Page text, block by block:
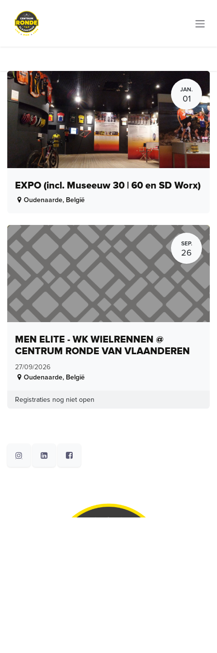
JAN.
01
EXPO (incl. Museeuw 30 | 60 en SD Worx)
Oudenaarde, België
SEP.
26
MEN ELITE - WK WIELRENNEN @
CENTRUM RONDE VAN VLAANDEREN
27/09/2026
Oudenaarde, België
Registraties nog niet open